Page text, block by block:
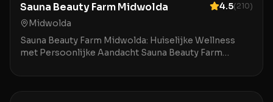
Sauna Beauty Farm Midwolda 4.5(210)
Midwolda
Sauna Beauty Farm Midwolda: Huiselijke Wellness
met Persoonlijke Aandacht Sauna Beauty Farm
wellnesslocatie